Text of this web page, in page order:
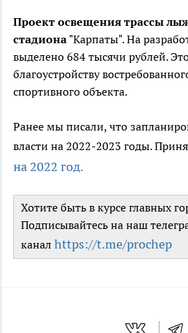
Проект освещения трассы
стадиона "Карпаты". На
выделено 684 тысячи рублей.
благоустройству
спортивного объекта.
Ранее мы писали, что
власти на 2022-2023 годы.
на 2022 год.
Хотите быть в курсе главных
Подписывайтесь на наш
канал https://t.me/prochep